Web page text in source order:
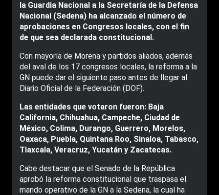
la Guardia Nacional a la Secretaría de la Defensa
Nacional (Sedena) ha alcanzado el número de
aprobaciones en Congresos locales, con el fin
de que sea declarada constitucional.
Con mayoría de Morena y partidos aliados, además
del aval de los 17 congresos locales, la reforma a la
GN puede dar el siguiente paso antes de llegar al
Diario Oficial de la Federación (DOF).
Las entidades que votaron fueron: Baja
California, Chihuahua, Campeche, Ciudad de
México, Colima, Durango, Guerrero, Morelos,
Oaxaca, Puebla, Quintana Roo, Sinaloa, Tabasco,
Tlaxcala, Veracruz, Yucatán y Zacatecas.
Cabe destacar que el Senado de la República
aprobó la reforma constitucional que traspasa el
mando operativo de la GN a la Sedena, la cual ha